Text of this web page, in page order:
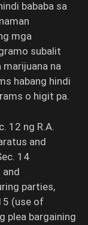
bababa sa
mga
subalit
marijuana na
habang hindi
o higit pa.
12 ng R.A.
and
14
parties,
(use of
plea bargaining